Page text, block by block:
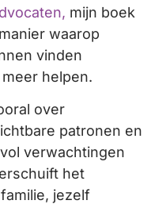
mijn boek
waarop
vinden
helpen.
over
patronen en
verwachtingen
het
jezelf